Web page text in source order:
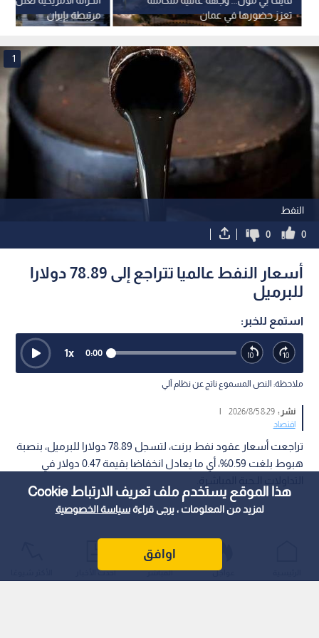
هذا الموقع يستخدم ملف تعريف الارتباط Cookie
لمزيد من المعلومات ، يرجى قراءةسياسة الخصوصية
اوافق
مرتبطة بإيران
تعزز حضورها في عمان
النفط
1
0
0
أسعار النفط عالميا تتراجع إلى 78.89 دولارا
للبرميل
استمع للخبر:
0:00
1x
ملاحظة: النص المسموع ناتج عن نظام آلي
نشر :8:29 2026/8/5
|
اقتصاد
تراجعت أسعار عقود نفط برنت، لتسجل 78.89 دولارا للبرميل، بنصبة
هبوط بلغت 0.59%، أي ما يعادل انخفاضا بقيمة 0.47 دولار في
عواجل المباشر أحدث الأخبار